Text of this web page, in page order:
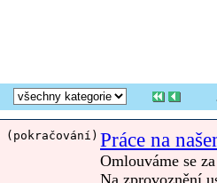
(pokračování) Práce na
Omlouváme se
Na zprovoznění